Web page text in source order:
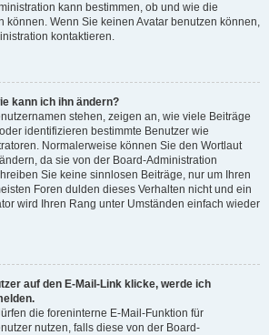
kann bestimmen, ob und wie die
können. Wenn Sie keinen Avatar benutzen können,
kontaktieren.
kann ich ihn ändern?
stehen, zeigen an, wie viele Beiträge
identifizieren bestimmte Benutzer wie
Normalerweise können Sie den Wortlaut
da sie von der Board-Administration
Sie keine sinnlosen Beiträge, nur um Ihren
Foren dulden dieses Verhalten nicht und ein
wird Ihren Rang unter Umständen einfach wieder
auf den E-Mail-Link klicke, werde ich
die foreninterne E-Mail-Funktion für
nutzen, falls diese von der Board-